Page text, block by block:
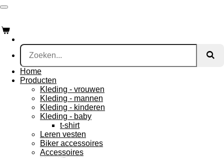
Ga
naar
de
hoofdinhoud
Home
Producten
Kleding - vrouwen
Kleding - mannen
Kleding - kinderen
Kleding - baby
t-shirt
Leren vesten
Biker accessoires
Accessoires